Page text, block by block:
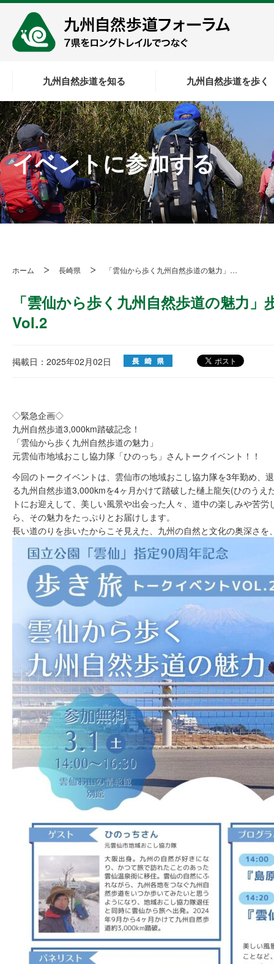
九州自然歩道を知る 九州自然歩道を歩く
イベントに参加する
ホーム 長崎県 「雲仙から歩く九州自然歩道の魅力」…
「雲仙から歩く九州自然歩道の魅力
Vol.2
掲載日：2025年02月02日
◇緊急企画◇
九州自然歩道3,000km踏破記念！
「雲仙から歩く九州自然歩道の魅力」
元雲仙市地域おこし協力隊「ひのっち」さんトークイベント！！
今回のトークイベントは、雲仙市の地域おこし協力隊を3年勤め、
る九州自然歩道3,000kmを4ヶ月かけて踏破した樋上龍矢(ひのうえ
トにお迎えして、美しい風景や出会った人々、道中の楽しみや苦
ら、その魅力をたっぷりとお届けします。
長い道のりを歩いたからこそ見えた、九州の自然と文化の奥深さを